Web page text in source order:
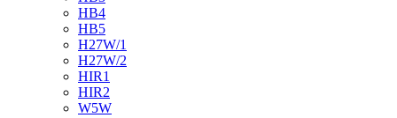
HB4
HB5
H27W/1
H27W/2
HIR1
HIR2
W5W